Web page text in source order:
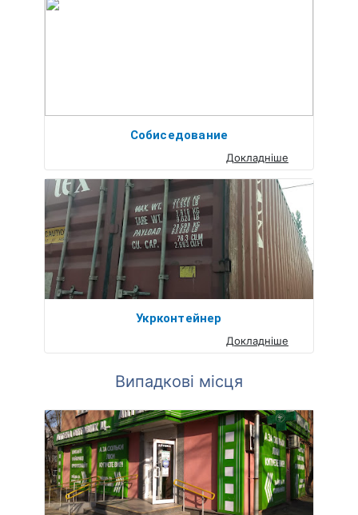
Собиседование
Докладніше
Укрконтейнер
Докладніше
Випадкові місця